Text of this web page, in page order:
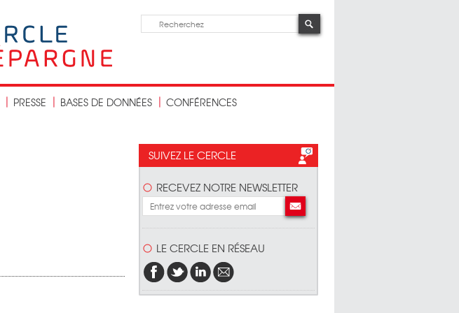
PRESSE BASES DE DONNÉES
CONFÉRENCES
SUIVEZ LE CERCLE
RECEVEZ NOTRE NEWSLETTER
LE CERCLE EN RÉSEAU